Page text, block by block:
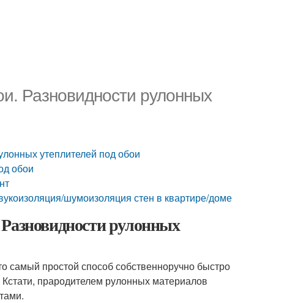
Разновидности рулонных
утеплителей под обои
обои
шумоизоляция стен в квартире/доме
рулонных
самый простой способ собственноручно быстро
прародителем рулонных материалов